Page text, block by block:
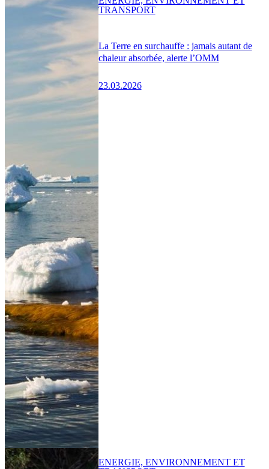
La Terre en surchauffe : jamais autant de
chaleur absorbée, alerte l’OMM
23.03.2026
TRANSPORT
ENERGIE, ENVIRONNEMENT ET